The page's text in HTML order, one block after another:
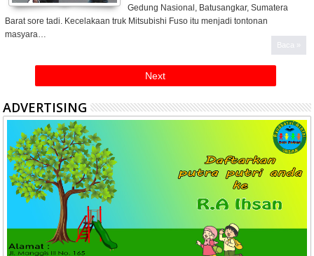
Gedung Nasional, Batusangkar, Sumatera
Barat sore tadi. Kecelakaan truk Mitsubishi Fuso itu menjadi tontonan
masyara…
Baca »
Next
ADVERTISING